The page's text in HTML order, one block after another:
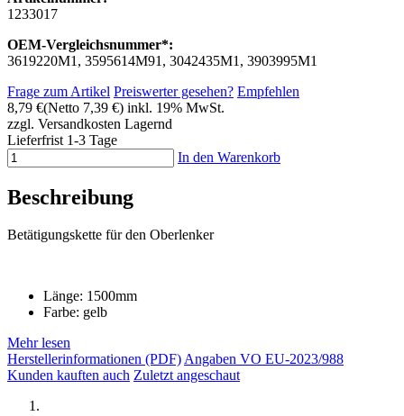
1233017
OEM-Vergleichsnummer*:
3619220M1, 3595614M91, 3042435M1, 3903995M1
Frage zum Artikel Preiswerter gesehen? Empfehlen
8,79 €(Netto 7,39 €) inkl. 19% MwSt.
zzgl. Versandkosten Lagernd
Lieferfrist 1-3 Tage
In den Warenkorb
Beschreibung
Betätigungskette für den Oberlenker
Länge: 1500mm
Farbe: gelb
Mehr lesen
Herstellerinformationen (PDF)Angaben VO EU-2023/988
Kunden kauften auch Zuletzt angeschaut